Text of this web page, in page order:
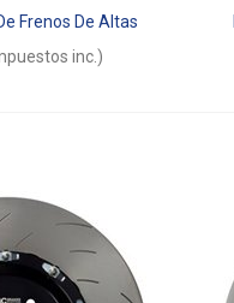
Frenos De Altas
500mlinc.)